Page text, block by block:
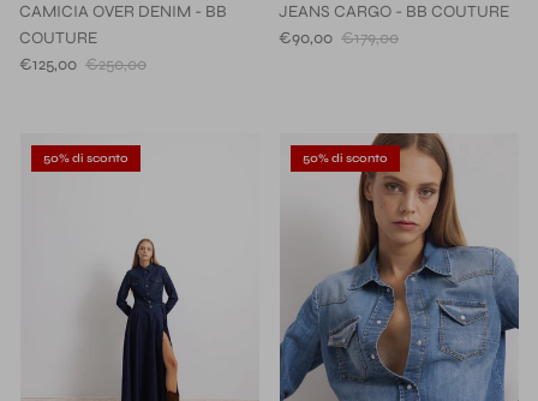
CAMICIA OVER DENIM - BB
COUTURE
€125,00 €250,00
JEANS CARGO - BB COUTURE
€90,00 €179,00
50% di sconto 50% di sconto